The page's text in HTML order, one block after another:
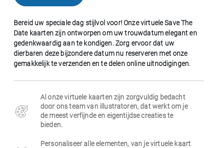
Communie
Rouw
Verjaardag
Zakelijk
Bereid uw speciale dag stijlvol voor! Onze virtuele Save The
Date kaarten zijn ontworpen om uw trouwdatum elegant en
gedenkwaardig aan te kondigen. Zorg ervoor dat uw
dierbaren deze bijzondere datum nu reserveren met onze
gemakkelijk te verzenden en te delen online uitnodigingen.
Al onze virtuele kaarten zijn zorgvuldig bedacht
door ons team van illustratoren, dat werkt om je
de meest verfijnde en eigentijdse creaties te
bieden.
Personaliseer alle elementen, van je virtuele kaart